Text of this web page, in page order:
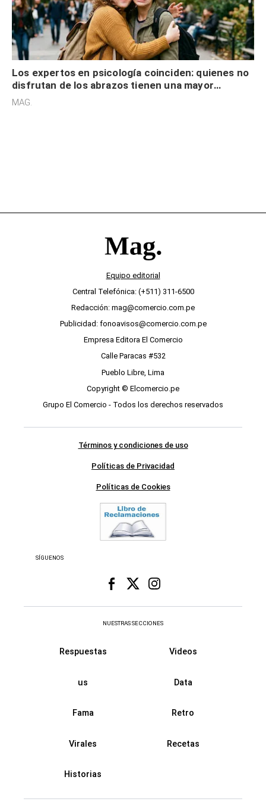
Los expertos en psicología coinciden: quienes no
disfrutan de los abrazos tienen una mayor
sensibilidad a los estímulos físicos y no es por
MAG.
Equipo editorial
Central Telefónica: (+511) 311-6500
Redacción: mag@comercio.com.pe
Publicidad: fonoavisos@comercio.com.pe
Empresa Editora El Comercio
Calle Paracas #532
Pueblo Libre, Lima
Copyright © Elcomercio.pe
Grupo El Comercio - Todos los derechos reservados
Términos y condiciones de uso
Políticas de Privacidad
Políticas de Cookies
SÍGUENOS
NUESTRAS SECCIONES
Respuestas Videos
us Data
Fama Retro
Virales Recetas
Historias